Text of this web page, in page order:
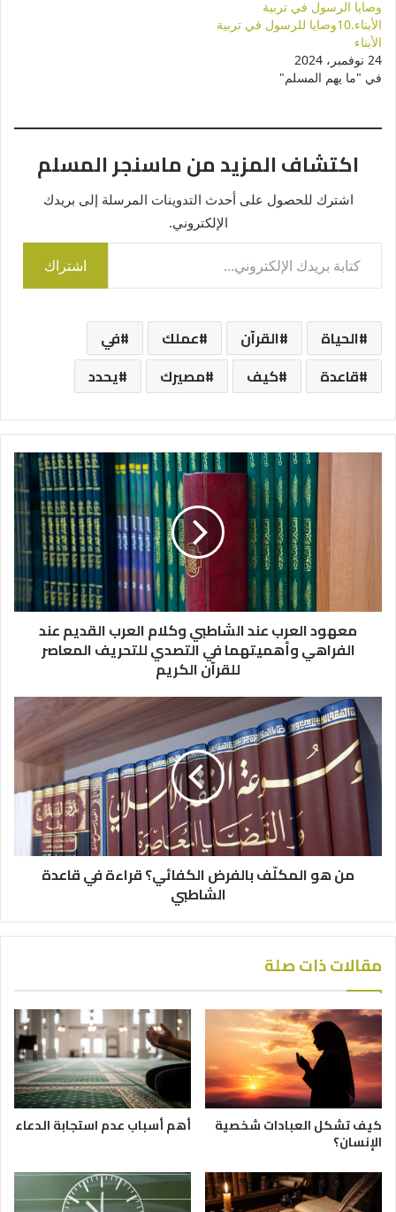
وصايا الرسول في تربية
الأبناء.10وصايا للرسول في تربية
الأبناء
24 نوفمبر، 2024
في "ما يهم المسلم"
اكتشاف المزيد من ماسنجر المسلم
اشترك للحصول على أحدث التدوينات المرسلة إلى بريدك
الإلكتروني.
كتابة بريدك الإلكتروني...
اشتراك
الحياة القرآن عملك
في
قاعدة
كيف مصيرك يحدد
معهود العرب عند الشاطبي وكلام العرب القديم عند
الفراهي وأهميتهما في التصدي للتحريف المعاصر
للقرآن الكريم
من هو المكلّف بالفرض الكفائي؟ قراءة في قاعدة
الشاطبي
مقالات ذات صلة
كيف تشكل العبادات شخصية
الإنسان؟
أهم أسباب عدم استجابة الدعاء